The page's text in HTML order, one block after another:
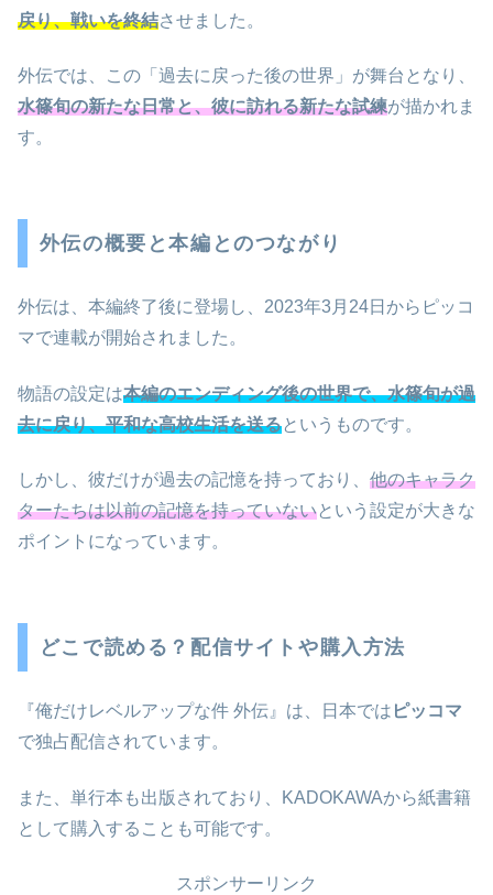
戻り、戦いを終結させました。
外伝では、この「過去に戻った後の世界」が舞台となり、
水篠旬の新たな日常と、彼に訪れる新たな試練が描かれま
す。
外伝の概要と本編とのつながり
外伝は、本編終了後に登場し、2023年3月24日からピッコ
マで連載が開始されました。
物語の設定は本編のエンディング後の世界で、水篠旬が過
去に戻り、平和な高校生活を送るというものです。
しかし、彼だけが過去の記憶を持っており、 他のキャラク
ターたちは以前の記憶を持っていないという設定が大きな
ポイントになっています。
どこで読める？配信サイトや購入方法
『俺だけレベルアップな件 外伝』は、日本では ピッコマ
で独占配信されています。
また、単行本も出版されており、KADOKAWAから紙書籍
として購入することも可能です。
スポンサーリンク